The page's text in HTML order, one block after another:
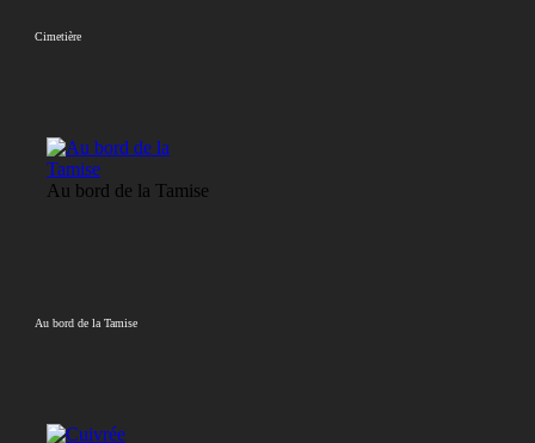
Cimetière
Au bord de la Tamise
Au bord de la Tamise